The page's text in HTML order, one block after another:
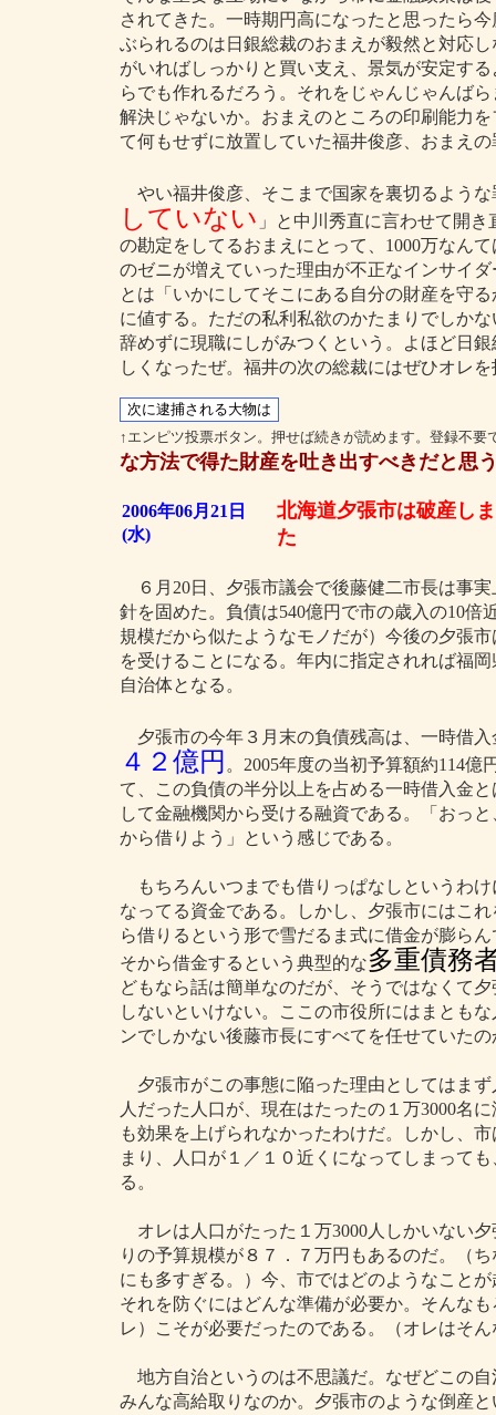
されてきた。一時期円高になったと思ったら
ぶられるのは日銀総裁のおまえが毅然と対応
がいればしっかりと買い支え、景気が安定す
らでも作れるだろう。それをじゃんじゃんば
解決じゃないか。おまえのところの印刷能力
て何もせずに放置していた福井俊彦、おまえ
やい福井俊彦、そこまで国家を裏切るよう
していない 」と中川秀直に言わせて開
の勘定をしてるおまえにとって、1000万なん
のゼニが増えていった理由が不正なインサイ
とは「いかにしてそこにある自分の財産を守
に値する。ただの私利私欲のかたまりでしか
辞めずに現職にしがみつくという。よほど日
しくなったぜ。福井の次の総裁にはぜひオレ
↑エンピツ投票ボタン。押せば続きが読めます。登録不要
な方法で得た財産を吐き出すべきだと思
2006年06月21日
(水)
北海道夕張市は破産し
た
６月20日、夕張市議会で後藤健二市長は事実
針を固めた。負債は540億円で市の歳入の10倍
規模だから似たようなモノだが）今後の夕張
を受けることになる。年内に指定されれば福
自治体となる。
夕張市の今年３月末の負債残高は、一時借
４２億円 。2005年度の当初予算額約114
て、この負債の半分以上を占める一時借入金
して金融機関から受ける融資である。「おっ
から借りよう」という感じである。
もちろんいつまでも借りっぱなしというわ
なってる資金である。しかし、夕張市にはこ
ら借りるという形で雪だるま式に借金が膨ら
そから借金するという典型的な多重債務
どもなら話は簡単なのだが、そうではなくて
しないといけない。ここの市役所にはまとも
ンでしかない後藤市長にすべてを任せていたの
夕張市がこの事態に陥った理由としてはまず
人だった人口が、現在はたったの１万3000名
も効果を上げられなかったわけだ。しかし、
まり、人口が１／１０近くになってしまって
る。
オレは人口がたった１万3000人しかいない
りの予算規模が８７．７万円もあるのだ。（
にも多すぎる。）今、市ではどのようなこと
それを防ぐにはどんな準備が必要か。そんな
レ）こそが必要だったのである。（オレはそ
地方自治というのは不思議だ。なぜどこの
みんな高給取りなのか。夕張市のような倒産